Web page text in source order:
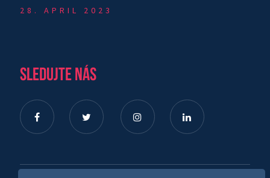
28. APRIL 2023
SLEDUJTE NÁS